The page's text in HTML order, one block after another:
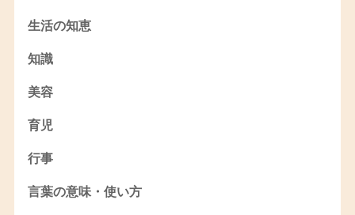
生活の知恵
知識
美容
育児
行事
言葉の意味・使い方